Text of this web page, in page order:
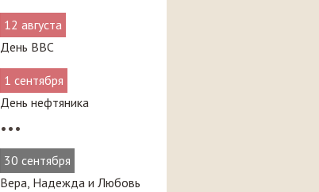
12 августа
День ВВС
1 сентября
День нефтяника
•••
30 сентября
Вера, Надежда и Любовь